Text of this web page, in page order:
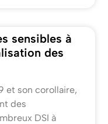
sensibles à
des
et son corollaire,
des
DSI à